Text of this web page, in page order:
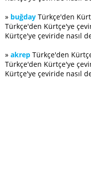
» buğday Türkçe'den
Türkçe'den Kürtçe'ye
Kürtçe'ye çeviride nasıl
» akrep Türkçe'den
Türkçe'den Kürtçe'ye
Kürtçe'ye çeviride nasıl